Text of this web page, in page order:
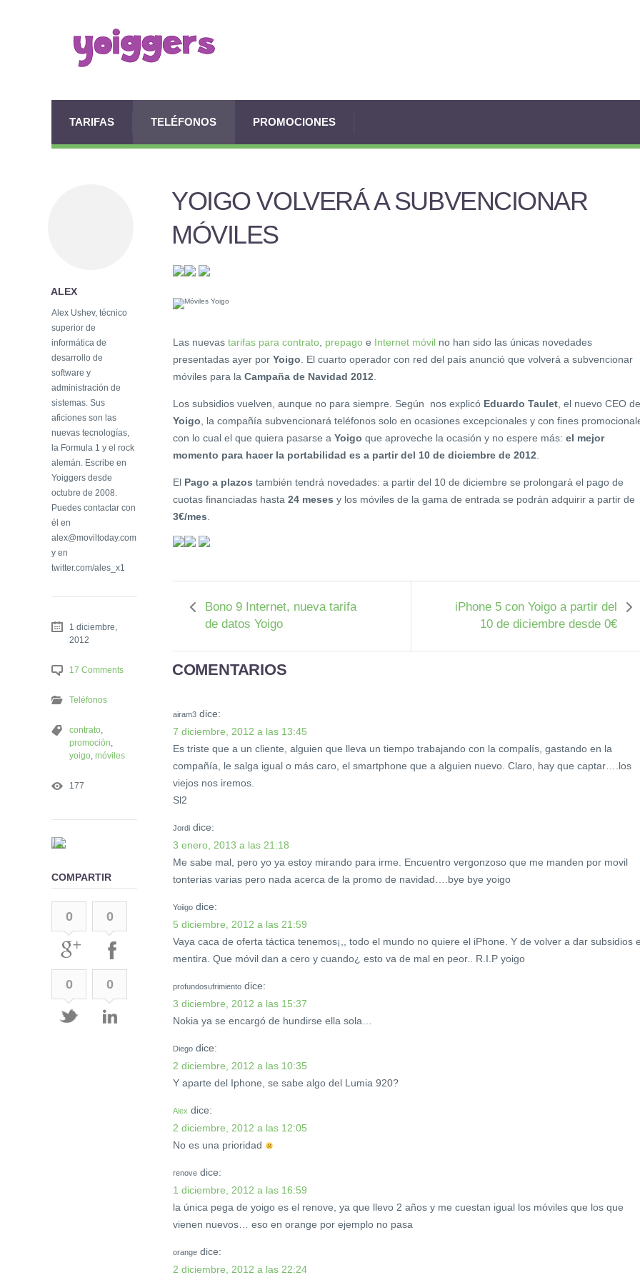
TARIFAS TELÉFONOS PROMOCIONES
YOIGO VOLVERÁ A SUBVENCIONAR
MÓVILES
Las nuevas tarifas para contrato prepago e Internet móvil no han sido las únicas novedades
presentadas ayer por Yoigo . El cuarto operador con red del país anunció que volverá a subvencionar
móviles para la Campaña de Navidad 2012
Los subsidios vuelven, aunque no para siempre. Según nos explicó Eduardo Taulet , el nuevo CEO de
Yoigo , la compañía subvencionará teléfonos solo en ocasiones excepcionales y con fines
con lo cual el que quiera pasarse a Yoigo que aproveche la ocasión y no espere más: el mejor
momento para hacer la portabilidad es a partir del 10 de diciembre de 2012
El Pago a plazos también tendrá novedades: a partir del 10 de diciembre se prolongará el pago de
cuotas financiadas hasta 24 meses y los móviles de la gama de entrada se podrán adquirir a partir de
3€/mes
Bono 9 Internet, nueva tarifa
de datos Yoigo
iPhone 5 con Yoigo a partir del
10 de diciembre desde 0€
COMENTARIOS
airam3 dice:
7 diciembre, 2012 a las 13:45
Es triste que a un cliente, alguien que lleva un tiempo trabajando con la compalís, gastando en la
compañía, le salga igual o más caro, el smartphone que a alguien nuevo. Claro, hay que captar….los
viejos nos iremos.
Sl2
Jordi dice:
3 enero, 2013 a las 21:18
Me sabe mal, pero yo ya estoy mirando para irme. Encuentro vergonzoso que me manden por movil
tonterias varias pero nada acerca de la promo de navidad….bye bye yoigo
Yoiigo dice:
5 diciembre, 2012 a las 21:59
Vaya caca de oferta táctica tenemos¡,, todo el mundo no quiere el iPhone. Y de volver a dar subsidios
mentira. Que móvil dan a cero y cuando¿ esto va de mal en peor.. R.I.P yoigo
profundosufrimiento dice:
3 diciembre, 2012 a las 15:37
Nokia ya se encargó de hundirse ella sola…
Diego dice:
2 diciembre, 2012 a las 10:35
Y aparte del Iphone, se sabe algo del Lumia 920?
Alex dice:
2 diciembre, 2012 a las 12:05
No es una prioridad
renove dice:
1 diciembre, 2012 a las 16:59
la única pega de yoigo es el renove, ya que llevo 2 años y me cuestan igual los móviles que los que
vienen nuevos… eso en orange por ejemplo no pasa
orange dice:
2 diciembre, 2012 a las 22:24
ALEX
Alex Ushev, técnico
superior de
informática de
desarrollo de
software y
administración de
sistemas. Sus
aficiones son las
nuevas tecnologías,
la Formula 1 y el rock
alemán. Escribe en
Yoiggers desde
octubre de 2008.
Puedes contactar con
él en
alex@moviltoday.com
y en
twitter.com/ales_x1
1 diciembre,
2012
17 Comments
Teléfonos
contrato
promoción
yoigo móviles
177
COMPARTIR
0 0
0 0